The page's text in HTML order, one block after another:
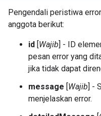
Pengendali peristiwa
anggota berikut:
id [Wajib] - ID
pesan error yang
jika tidak dapat
message [Wajib] -
menjelaskan error.